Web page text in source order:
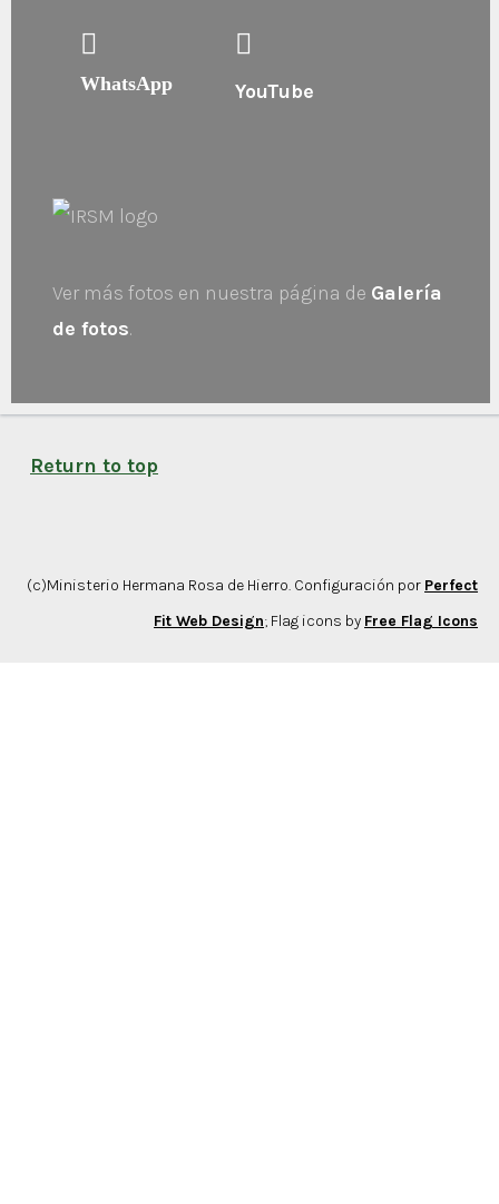
WhatsApp YouTube
Ver más fotos en nuestra página de Galería
de fotos.
Return to top
(c)Ministerio Hermana Rosa de Hierro. Configuración por Perfect
Fit Web Design; Flag icons by Free Flag Icons